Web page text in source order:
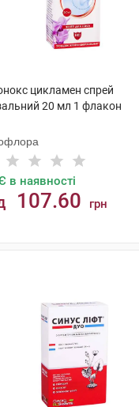
цикламен спрей
20 мл 1 флакон
в наявності
107.60 грн